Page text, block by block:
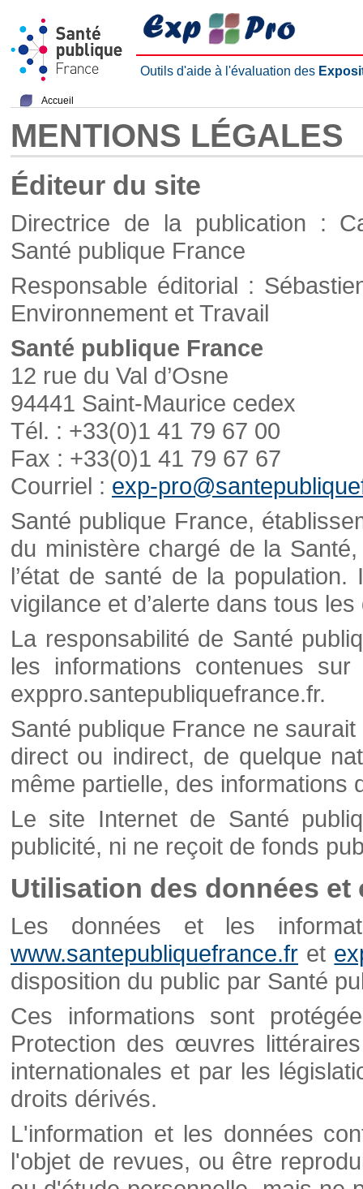
Outils d'aide à l'évaluation des
Accueil
MENTIONS LÉGALES
Éditeur du site
Directrice de la publication :
Santé publique France
Responsable éditorial :
Environnement et Travail
Santé publique France
12 rue du Val d’Osne
94441 Saint-Maurice cedex
Tél. : +33(0)1 41 79 67 00
Fax : +33(0)1 41 79 67 67
Courriel : exp-
Santé publique France,
du ministère chargé de la
l’état de santé de la
vigilance et d’alerte dans tous
La responsabilité de Santé
les informations contenues
exppro.santepubliquefrance.fr.
Santé publique France ne
direct ou indirect, de quelque
même partielle, des informations
Le site Internet de Santé
publicité, ni ne reçoit de fonds
Utilisation des données et
Les données et les
www.santepubliquefrance.fr et
disposition du public par Santé
Ces informations sont
Protection des œuvres
internationales et par les
droits dérivés.
L'information et les données
l'objet de revues, ou être